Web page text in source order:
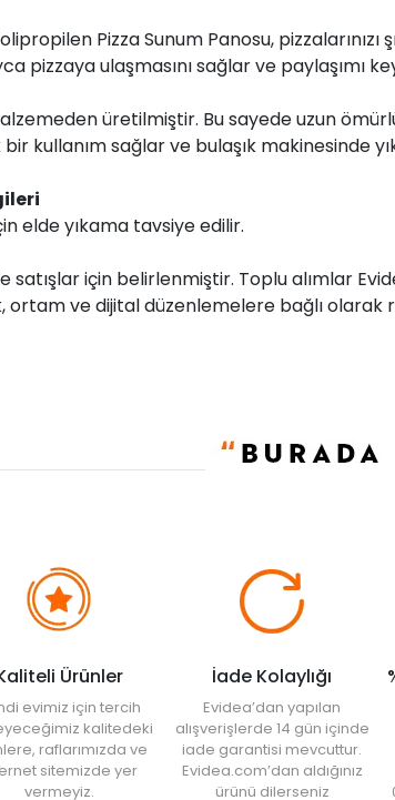
Pizza Sunum Panosu,
pizzaya ulaşmasını sağlar ve paylaşımı
üretilmiştir. Bu sayede uzun
kullanım sağlar ve bulaşık makinesinde
elde yıkama tavsiye edilir.
satışlar için belirlenmiştir. Toplu alımlar
ortam ve dijital düzenlemelere bağlı olarak
Ürünler
evimiz için tercih
kalitedeki
raflarımızda ve
sitemizde yer
vermeyiz.
İade Kolaylığı
Evidea’dan yapılan
alışverişlerde 14 gün içinde
iade garantisi mevcuttur.
Evidea.com’dan aldığınız
ürünü dilerseniz